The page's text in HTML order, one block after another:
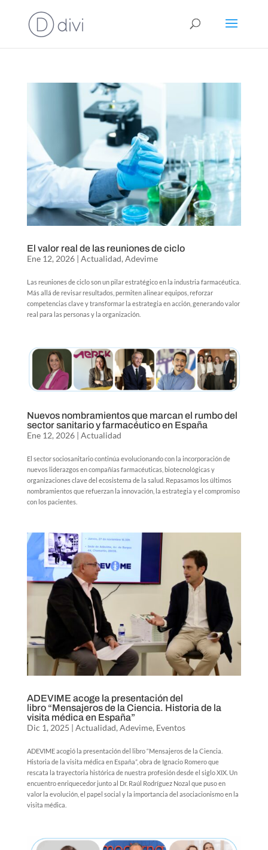
El valor real de las reuniones de ciclo
Ene 12, 2026| Actualidad, Adevime
Las reuniones de ciclo son un pilar estratégico en la industria farmacéutica.
Más allá de revisar resultados, permiten alinear equipos, reforzar
competencias clave y transformar la estrategia en acción, generando valor
real para las personas y la organización.
Nuevos nombramientos que marcan el rumbo del
sector sanitario y farmacéutico en España
Ene 12, 2026| Actualidad
El sector sociosanitario continúa evolucionando con la incorporación de
nuevos liderazgos en compañías farmacéuticas, biotecnológicas y
organizaciones clave del ecosistema de la salud. Repasamos los últimos
nombramientos que refuerzan la innovación, la estrategia y el compromiso
con los pacientes.
ADEVIME acoge la presentación del
libro “Mensajeros de la Ciencia. Historia de la
visita médica en España”
Dic 1, 2025 | Actualidad, Adevime, Eventos
ADEVIME acogió la presentación del libro “Mensajeros de la Ciencia.
Historia de la visita médica en España”, obra de Ignacio Romero que
rescata la trayectoria histórica de nuestra profesión desde el siglo XIX. Un
encuentro enriquecedor junto al Dr. Raúl Rodríguez Nozal que puso en
valor la evolución, el papel social y la importancia del asociacionismo en la
visita médica.